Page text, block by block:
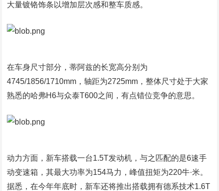
大量镀铬饰条以增加层次感和整车质感。
在车身尺寸部分，蒂阿兹的长宽高分别为
4745/1856/1710mm，轴距为2725mm，整体尺寸处于大家
熟悉的哈弗H6与众泰T600之间，有点错位竞争的意思。
动力方面，新车搭载一台1.5T发动机，与之匹配的是6速手
动变速箱，其最大功率为154马力，峰值扭矩为220牛·米。
据悉，在今年年底时，新车还将推出搭载拥有德系技术1.6T